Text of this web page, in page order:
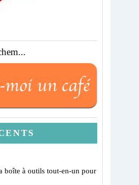
boîte à outils tout-en-un pour